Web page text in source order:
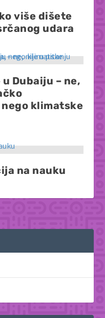
više dišete
udara
Dubaiju – ne,
klimatske
na nauku